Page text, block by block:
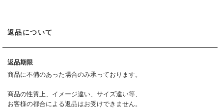
返品について
返品期限
商品に不備のあった場合のみ承っております。
商品の性質上、イメージ違い、サイズ違い等、
お客様の都合による返品はお受けできません。